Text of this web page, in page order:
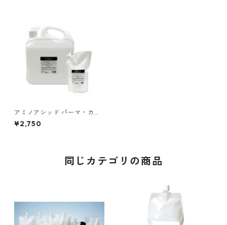
アミノアシッド パーマ・カー
リング専用レブリン酸（1000
ml）
¥2,750
同じカテゴリの商品